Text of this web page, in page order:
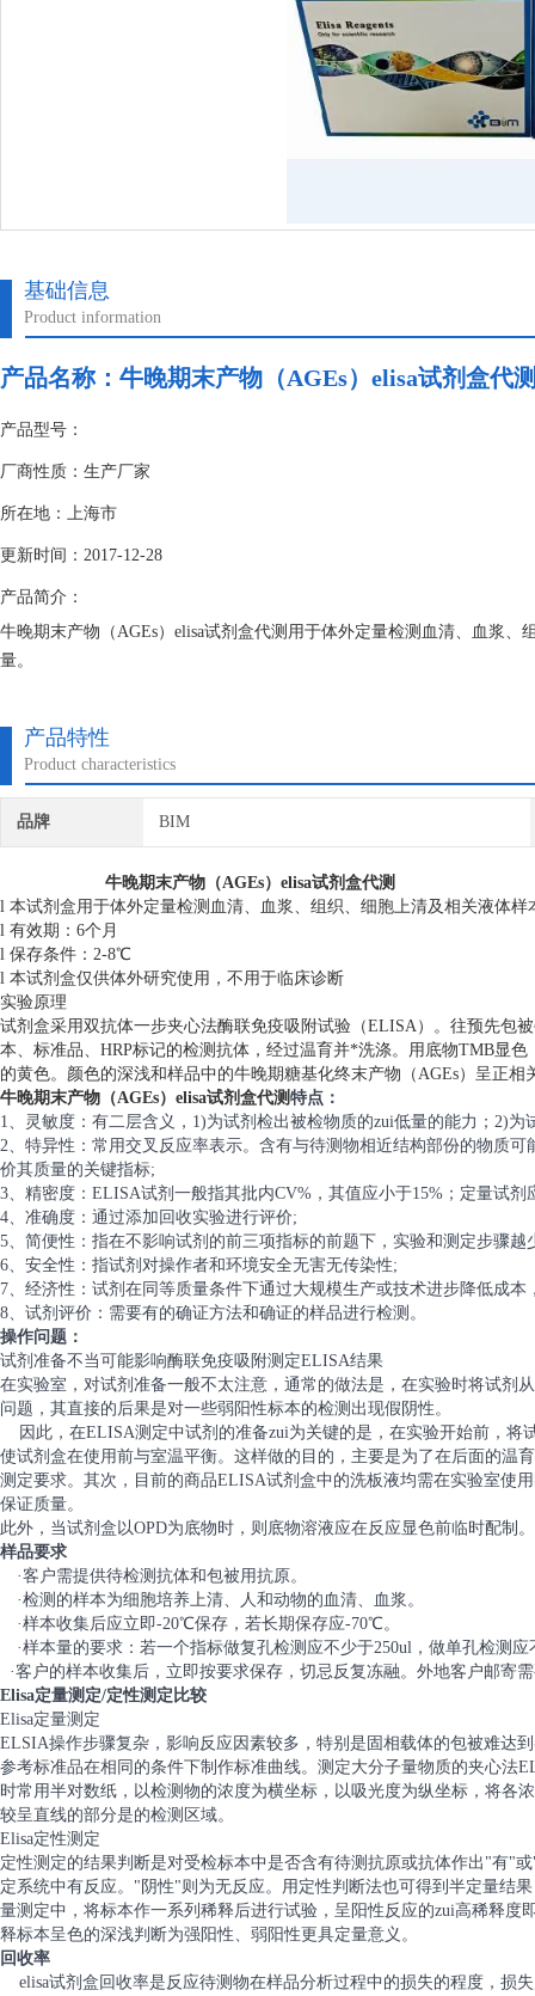
基础信息
Product information
产品名称： 牛晚期末产物（AGEs）elisa试剂盒代
产品型号：
厂商性质：生产厂家
所在地：上海市
更新时间：2017-12-28
产品简介：
牛晚期末产物（AGEs）elisa试剂盒代测用于体外定量检测血清、血浆
量。
产品特性
Product characteristics
品牌 BIM
牛晚期末产物（AGEs）elisa试剂盒代测
l 本试剂盒用于体外定量检测血清、血浆、组织、细胞上清及相关液体
l 有效期：6个月
l 保存条件：2-8℃
l 本试剂盒仅供体外研究使用，不用于临床诊断
实验原理
试剂盒采用双抗体一步夹心法酶联免疫吸附试验（ELISA）。往预先包
本、标准品、HRP标记的检测抗体，经过温育并*洗涤。用底物TMB显
的黄色。颜色的深浅和样品中的牛晚期糖基化终末产物（AGEs）呈正
牛晚期末产物（AGEs）elisa试剂盒代测特点：
1、灵敏度：有二层含义，1)为试剂检出被检物质的zui低量的能力；2)
2、特异性：常用交叉反应率表示。含有与待测物相近结构部份的物质
价其质量的关键指标;
3、精密度：ELISA试剂一般指其批内CV%，其值应小于15%；定量试剂
4、准确度：通过添加回收实验进行评价;
5、简便性：指在不影响试剂的前三项指标的前题下，实验和测定步骤
6、安全性：指试剂对操作者和环境安全无害无传染性;
7、经济性：试剂在同等质量条件下通过大规模生产或技术进步降低成本
8、试剂评价：需要有的确证方法和确证的样品进行检测。
操作问题：
试剂准备不当可能影响酶联免疫吸附测定ELISA结果
在实验室，对试剂准备一般不太注意，通常的做法是，在实验时将试剂
问题，其直接的后果是对一些弱阳性标本的检测出现假阴性。
因此，在ELISA测定中试剂的准备zui为关键的是，在实验开始前，将
使试剂盒在使用前与室温平衡。这样做的目的，主要是为了在后面的温
测定要求。其次，目前的商品ELISA试剂盒中的洗板液均需在实验室使
保证质量。
此外，当试剂盒以OPD为底物时，则底物溶液应在反应显色前临时配制。
样品要求
·客户需提供待检测抗体和包被用抗原。
·检测的样本为细胞培养上清、人和动物的血清、血浆。
·样本收集后应立即-20℃保存，若长期保存应-70℃。
·样本量的要求：若一个指标做复孔检测应不少于250ul，做单孔检测
·客户的样本收集后，立即按要求保存，切忌反复冻融。外地客户邮寄
Elisa定量测定/定性测定比较
Elisa定量测定
ELSIA操作步骤复杂，影响反应因素较多，特别是固相载体的包被难达
参考标准品在相同的条件下制作标准曲线。测定大分子量物质的夹心法
时常用半对数纸，以检测物的浓度为横坐标，以吸光度为纵坐标，将各
较呈直线的部分是的检测区域。
Elisa定性测定
定性测定的结果判断是对受检标本中是否含有待测抗原或抗体作出"有
定系统中有反应。"阴性"则为无反应。用定性判断法也可得到半定量结
量测定中，将标本作一系列稀释后进行试验，呈阳性反应的zui高稀释
释标本呈色的深浅判断为强阳性、弱阳性更具定量意义。
回收率
elisa试剂盒回收率是反应待测物在样品分析过程中的损失的程度，损